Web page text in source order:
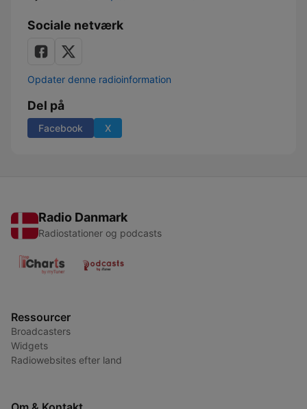
Sociale netværk
Opdater denne radioinformation
Del på
Facebook X
Radio Danmark
Radiostationer og podcasts
Ressourcer
Broadcasters
Widgets
Radiowebsites efter land